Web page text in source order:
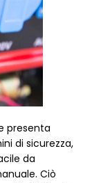
presenta
di sicurezza,
da
Ciò